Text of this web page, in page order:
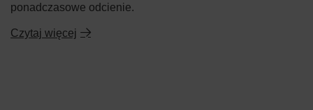
ponadczasowe odcienie.
Czytaj więcej